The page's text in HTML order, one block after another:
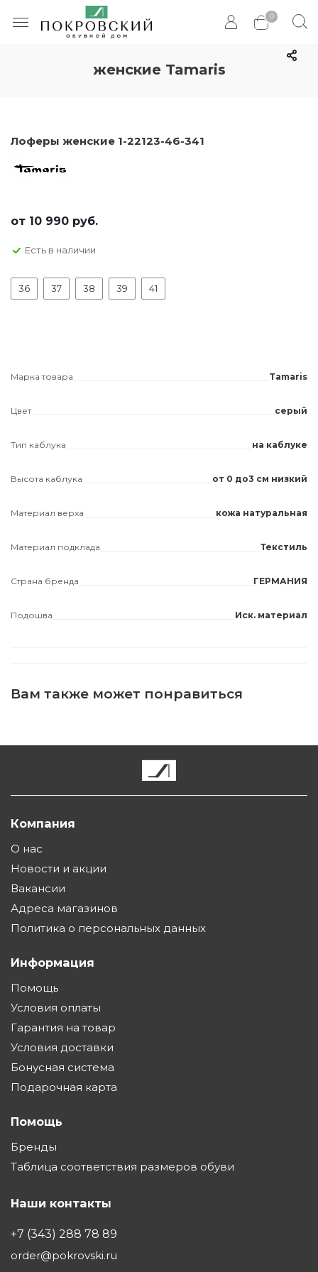
0
женские Tamaris
Лоферы женские 1-22123-46-341
от 10 990 руб.
Есть в наличии
36 37 38 39 41
Марка товара Tamaris
Цвет серый
Тип каблука на каблуке
Высота каблука от 0 до3 см низкий
Материал верха кожа натуральная
Материал подклада Текстиль
Страна бренда ГЕРМАНИЯ
Подошва Иск. материал
Вам также может понравиться
Компания
О нас
Новости и акции
Вакансии
Адреса магазинов
Политика о персональных данных
Информация
Помощь
Условия оплаты
Гарантия на товар
Условия доставки
Бонусная система
Подарочная карта
Помощь
Бренды
Таблица соответствия размеров обуви
Наши контакты
+7 (343) 288 78 89
order@pokrovski.ru